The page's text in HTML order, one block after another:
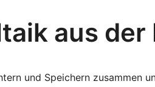
aus der
und Speichern zusammen